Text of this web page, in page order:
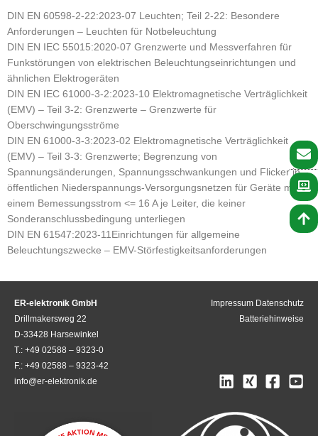
DIN EN 60598-2-22:2023-07 Leuchten; Teil 2-22: Besondere
Anforderungen – Leuchten für Notbeleuchtung
DIN EN IEC 55015:2020-07 Grenzwerte und Messverfahren für
Funkstörungen von elektrischen Beleuchtungseinrichtungen und
ähnlichen Elektrogeräten
DIN EN IEC 61000-3-2:2023-10 Elektromagnetische Verträglichkeit
(EMV) – Teil 3-2: Grenzwerte – Grenzwerte für
Oberschwingungsströme
DIN EN 61000-3-3:2023-02 Elektromagnetische Verträglichkeit
(EMV) – Teil 3-3: Grenzwerte; Begrenzung von
Spannungsänderungen, Spannungsschwankungen und Flicker in
öffentlichen Niederspannungs-Versorgungsnetzen für Geräte mit
einem Bemessungsstrom <= 16 A je Leiter, die keiner
Sonderanschlussbedingung unterliegen
DIN EN 61547:2023-11Einrichtungen für allgemeine
Beleuchtungszwecke – EMV-Störfestigkeitsanforderungen
ER-elektronik GmbH
Drillmakersweg 22
D-33428 Harsewinkel
T.: +49 02588 – 9323-0
F.: +49 02588 – 9323-42
info@er-elektronik.de
Impressum Datenschutz
Batteriehinweise